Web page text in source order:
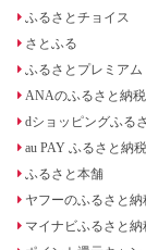
ふるさとチョイス
さとふる
ふるさとプレミアム
ANAのふるさと納税
dショッピングふる
au PAY ふるさと納税
ふるさと本舗
ヤフーのふるさと納
マイナビふるさと納